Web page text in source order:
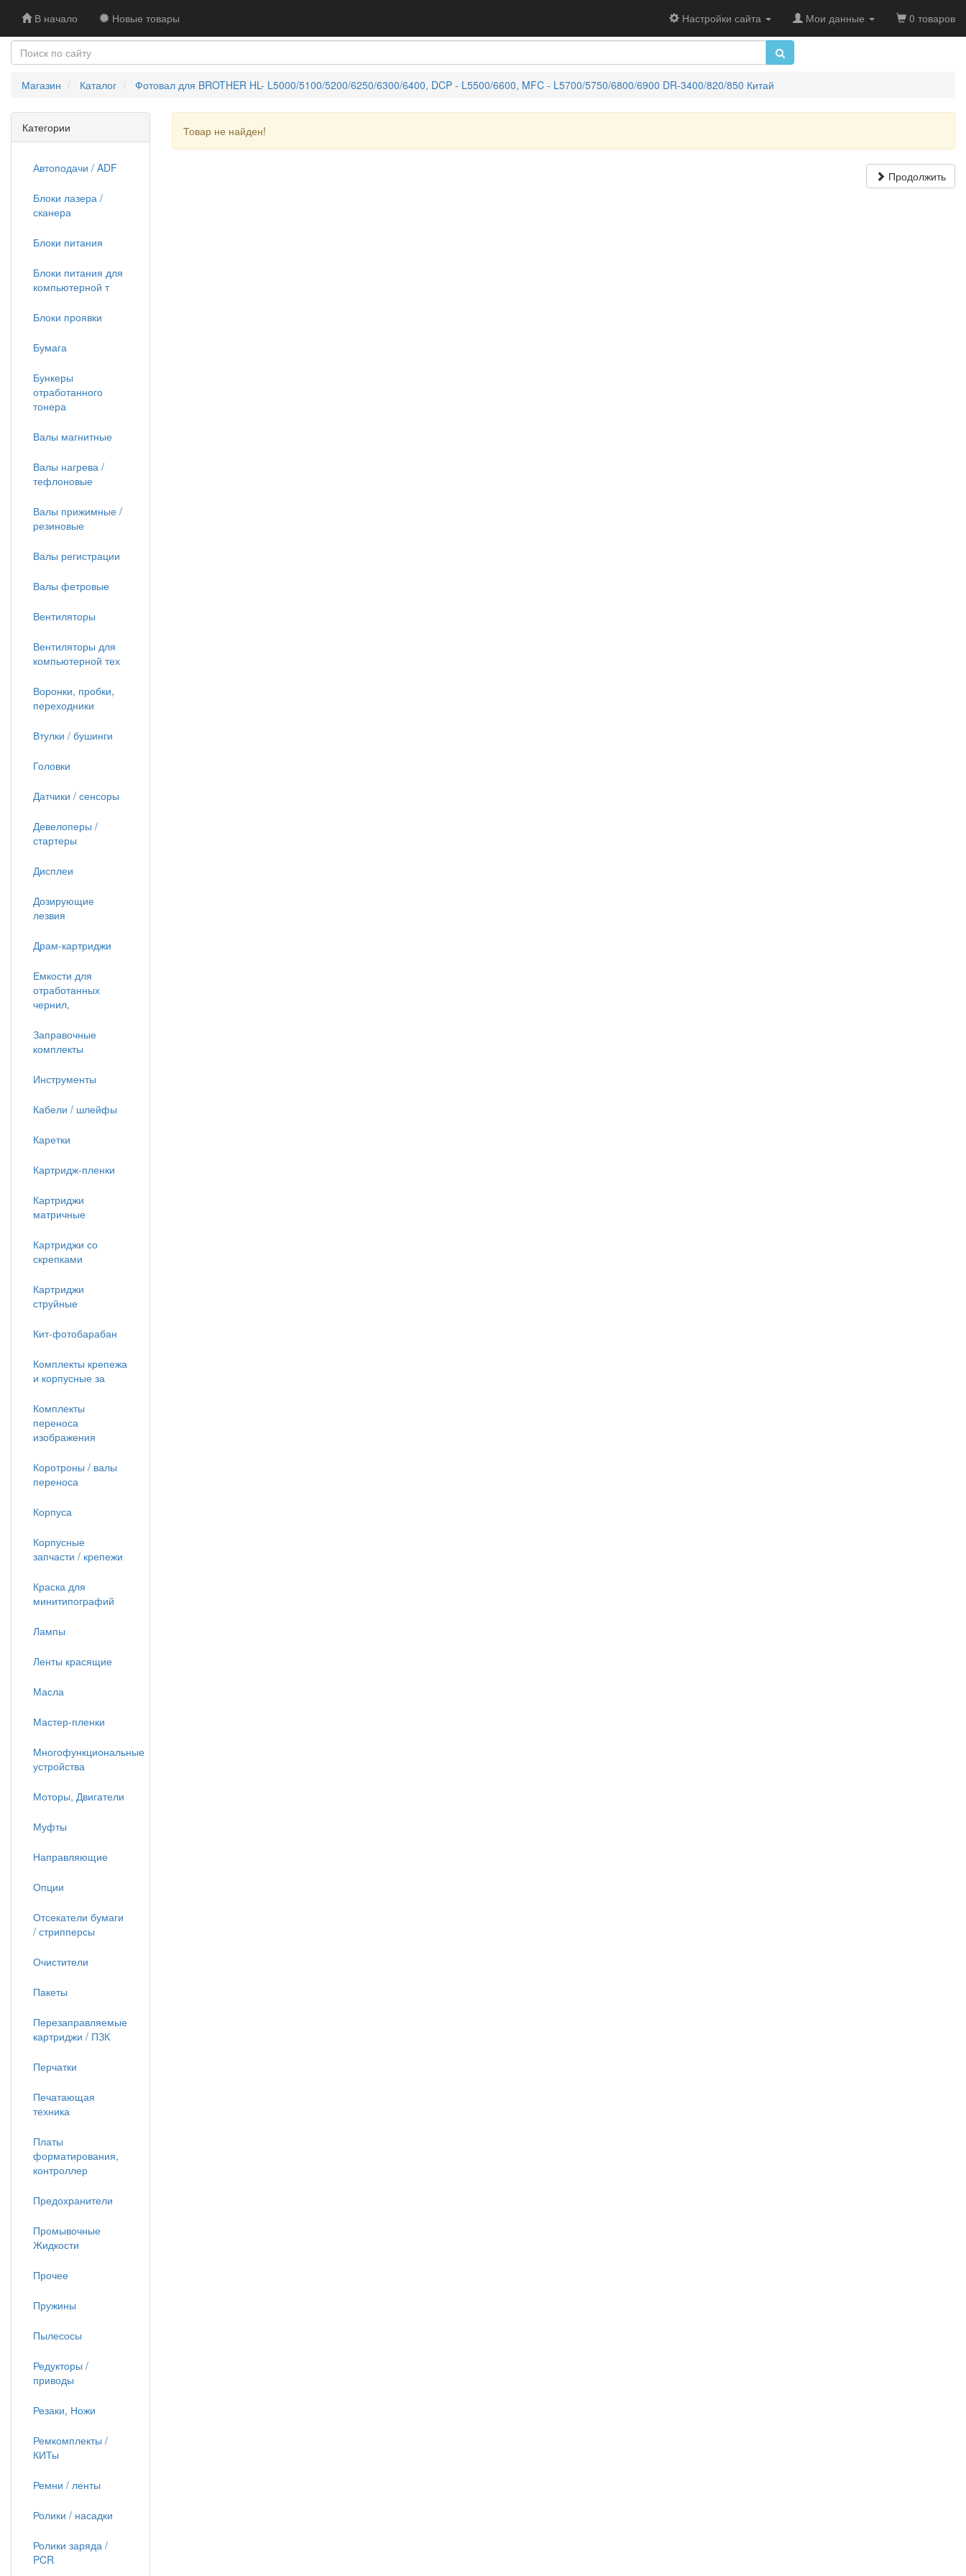
В начало Новые товары Настройки сайта Мои данные 0 товаров
Магазин Каталог Фотовал для BROTHER HL- L5000/5100/5200/6250/6300/6400, DCP - L5500/6600, MFC - L5700/5750/6800/6900 DR-3400/820/850 Китай
Товар не найден!
Продолжить
Категории
Автоподачи / ADF
Блоки лазера /
сканера
Блоки питания
Блоки питания для
компьютерной т
Блоки проявки
Бумага
Бункеры
отработанного
тонера
Валы магнитные
Валы нагрева /
тефлоновые
Валы прижимные /
резиновые
Валы регистрации
Валы фетровые
Вентиляторы
Вентиляторы для
компьютерной тех
Воронки, пробки,
переходники
Втулки / бушинги
Головки
Датчики / сенсоры
Девелоперы /
стартеры
Дисплеи
Дозирующие
лезвия
Драм-картриджи
Емкости для
отработанных
чернил,
Заправочные
комплекты
Инструменты
Кабели / шлейфы
Каретки
Картридж-пленки
Картриджи
матричные
Картриджи со
скрепками
Картриджи
струйные
Кит-фотобарабан
Комплекты крепежа
и корпусные за
Комплекты
переноса
изображения
Коротроны / валы
переноса
Корпуса
Корпусные
запчасти / крепежи
Краска для
минитипографий
Лампы
Ленты красящие
Масла
Мастер-пленки
Многофункциональные
устройства
Моторы, Двигатели
Муфты
Направляющие
Опции
Отсекатели бумаги
/ стрипперсы
Очистители
Пакеты
Перезаправляемые
картриджи / ПЗК
Перчатки
Печатающая
техника
Платы
форматирования,
контроллер
Предохранители
Промывочные
Жидкости
Прочее
Пружины
Пылесосы
Редукторы /
приводы
Резаки, Ножи
Ремкомплекты /
КИТы
Ремни / ленты
Ролики / насадки
Ролики заряда /
PCR